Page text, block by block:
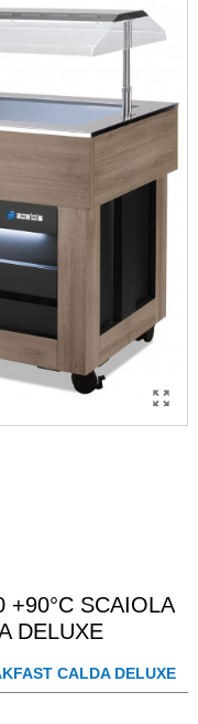
+90°C SCAIOLA
DELUXE
CALDA DELUXE